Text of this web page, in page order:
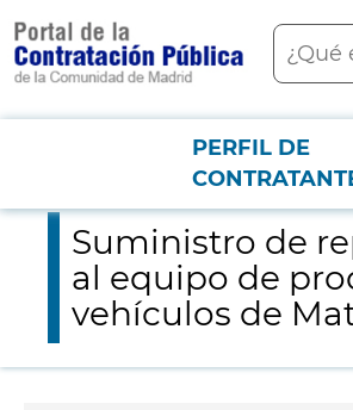
contenido
principal
Buscar
Menú PCON
PERFIL DE
Suministro de repuestos
Suministro de
al equipo de
vehículos de